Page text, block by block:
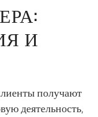
И
получают
деятельность,